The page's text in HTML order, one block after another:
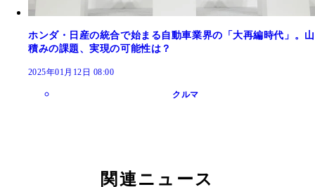
ホンダ・日産の統合で始まる自動車業界の「大再編時代」。山
積みの課題、実現の可能性は？
2025年01月12日 08:00
クルマ
関連ニュース